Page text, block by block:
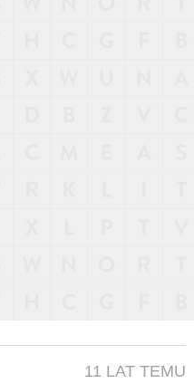
11 LAT TEMU